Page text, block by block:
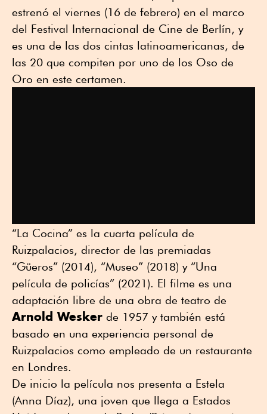
estrenó el viernes (16 de febrero) en el marco
del Festival Internacional de Cine de Berlín, y
es una de las dos cintas latinoamericanas, de
las 20 que compiten por uno de los Oso de
Oro en este certamen.
“La Cocina” es la cuarta película de
Ruizpalacios, director de las premiadas
“Güeros” (2014), “Museo” (2018) y “Una
película de policías” (2021). El filme es una
adaptación libre de una obra de teatro de
Arnold Wesker de 1957 y también está
basado en una experiencia personal de
Ruizpalacios como empleado de un restaurante
en Londres.
De inicio la película nos presenta a Estela
(Anna Díaz), una joven que llega a Estados